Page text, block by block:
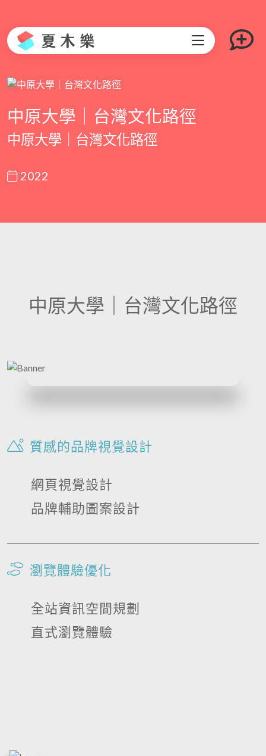
中原大學｜台灣文化路徑
中原大學｜台灣文化路徑
2022
中原大學｜台灣文化路徑
質感的品牌視覺設計
網頁視覺設計
品牌輔助圖案設計
瀏覽體驗優化
全站資訊空間規劃
直式瀏覽體驗